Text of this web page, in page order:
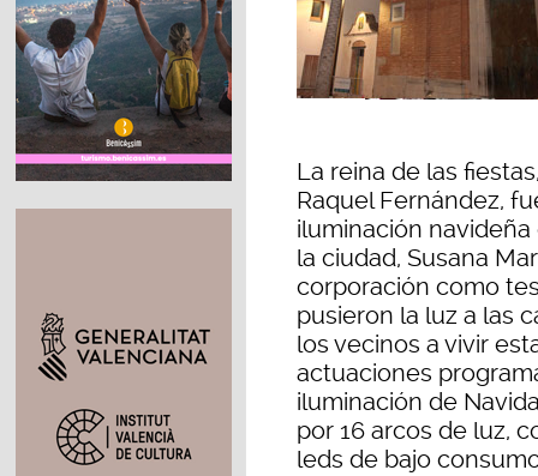
La reina de las
Raquel Fernández,
iluminación
la ciudad, Susana
corporación como
pusieron la luz a las
los vecinos a vivir
actuaciones
iluminación de
por 16 arcos de luz,
leds de bajo